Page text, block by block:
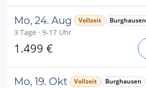
Mo, 24. Aug Vollzeit Burghausen
3 Tage · 9-17 Uhr
1.499 €
Mo, 19. Okt Vollzeit Burghausen